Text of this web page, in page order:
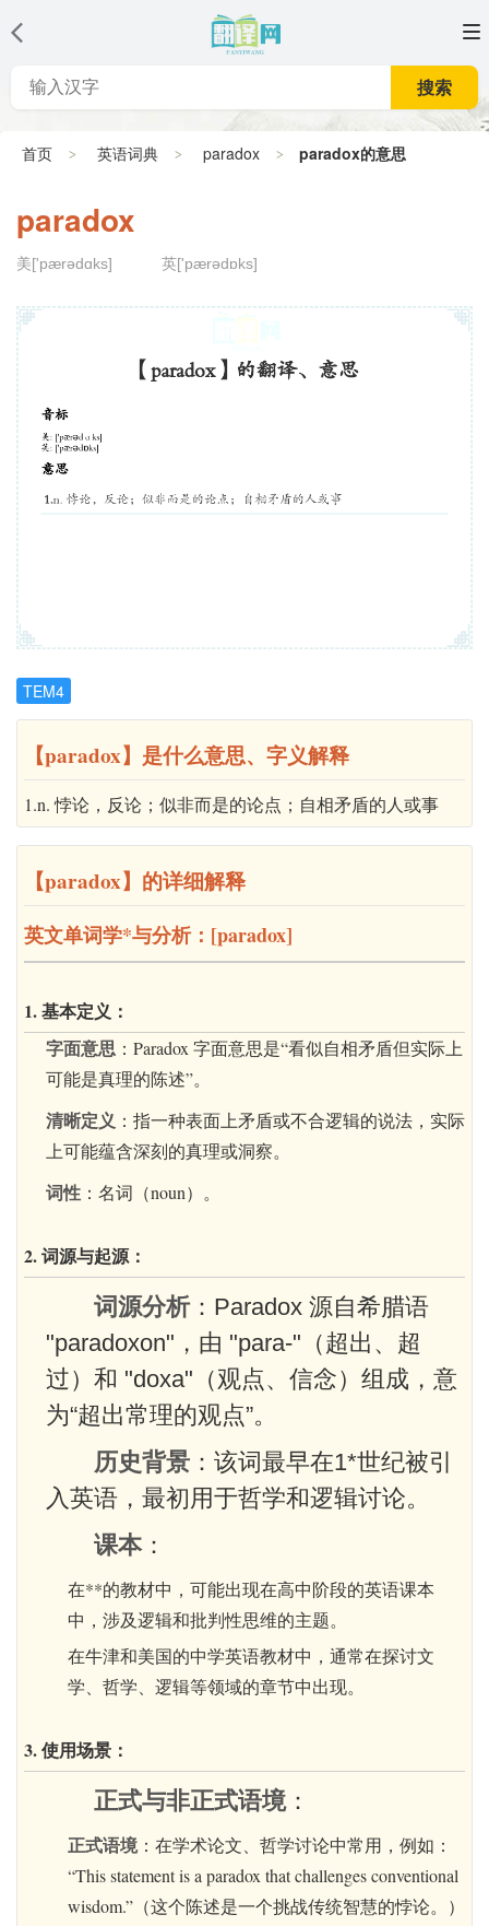
搜索
首页 英语词典 paradox paradox的意思
paradox
美['pærədɑks] 英['pærədɒks]
TEM4
【paradox】是什么意思、字义解释
1.n. 悖论，反论；似非而是的论点；自相矛盾的人或事
【paradox】的详细解释
英文单词学*与分析：[paradox]
1. 基本定义：
字面意思 ： Paradox 字面意思是“看似自相矛盾但实际上
可能是真理的陈述”。
清晰定义 ：指一种表面上矛盾或不合逻辑的说法，实际
上可能蕴含深刻的真理或洞察。
词性 ：名词（noun）。
2. 词源与起源：
词源分析： Paradox 源自希腊语
"paradoxon"，由 "para-"（超出、超
过）和 "doxa"（观点、信念）组成，意
为“超出常理的观点”。
历史背景 ：该词最早在1*世纪被引
入英语，最初用于哲学和逻辑讨论。
课本：
在**的教材中，可能出现在高中阶段的英语课本
中，涉及逻辑和批判性思维的主题。
在牛津和美国的中学英语教材中，通常在探讨文
学、哲学、逻辑等领域的章节中出现。
3. 使用场景：
正式与非正式语境：
正式语境：在学术论文、哲学讨论中常用，例如：
“This statement is a paradox that challenges conventional
wisdom.”（这个陈述是一个挑战传统智慧的悖论。）